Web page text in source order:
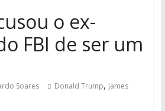
o ex-
FBI de ser um
Soares Donald Trump, James